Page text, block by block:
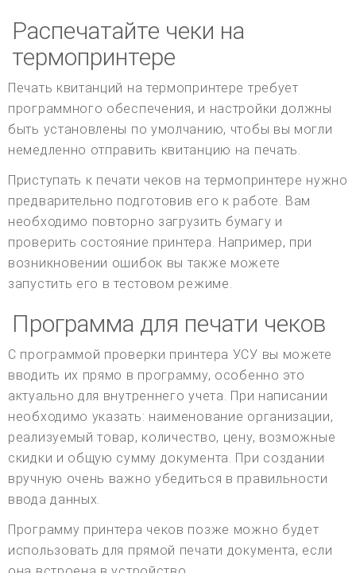
Распечатайте чеки на
термопринтере
Печать квитанций на термопринтере требует
программного обеспечения, и настройки должны
быть установлены по умолчанию, чтобы вы могли
немедленно отправить квитанцию на печать.
Приступать к печати чеков на термопринтере нужно
предварительно подготовив его к работе. Вам
необходимо повторно загрузить бумагу и
проверить состояние принтера. Например, при
возникновении ошибок вы также можете
запустить его в тестовом режиме.
Программа для печати чеков
С программой проверки принтера УСУ вы можете
вводить их прямо в программу, особенно это
актуально для внутреннего учета. При написании
необходимо указать: наименование организации,
реализуемый товар, количество, цену, возможные
скидки и общую сумму документа. При создании
вручную очень важно убедиться в правильности
ввода данных.
Программу принтера чеков позже можно будет
использовать для прямой печати документа, если